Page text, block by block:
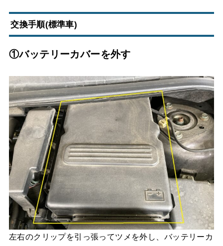
交換手順(標準車)
①バッテリーカバーを外す
左右のクリップを引っ張ってツメを外し、バッテリーカ